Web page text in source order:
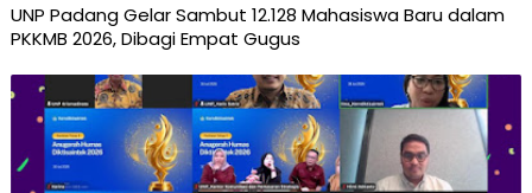
UNP Padang Gelar Sambut 12.128 Mahasiswa Baru dalam
PKKMB 2026, Dibagi Empat Gugus